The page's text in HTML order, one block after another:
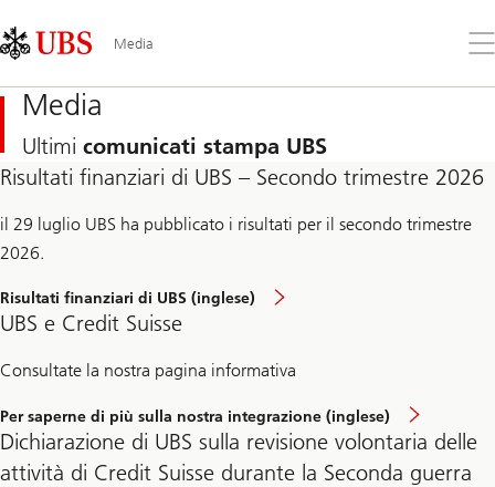
Links
Area
Media
il
Media
Ultimi comunicati stampa UBS
Risultati finanziari di UBS – Secondo trimestre 2026
il 29 luglio UBS ha pubblicato i risultati per il secondo trimestre
2026.
Risultati finanziari di UBS (inglese)
UBS e Credit Suisse
Consultate la nostra pagina informativa
Per saperne di più sulla nostra integrazione (inglese)
Dichiarazione di UBS sulla revisione volontaria delle
attività di Credit Suisse durante la Seconda guerra